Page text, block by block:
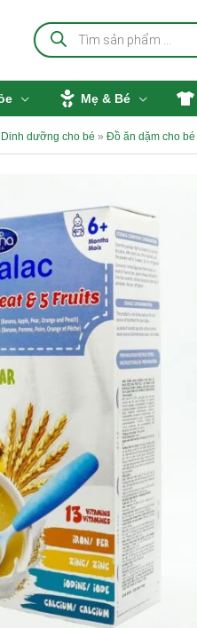
Tìm
kiếm
sản
Mẹ & Bé
Dinh dưỡng cho bé » Đồ ăn dặm cho bé